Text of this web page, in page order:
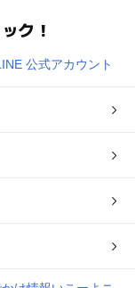
ク！